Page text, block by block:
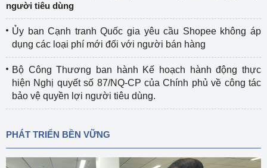
người tiêu dùng
Ủy ban Cạnh tranh Quốc gia yêu cầu Shopee không áp
dụng các loại phí mới đối với người bán hàng
Bộ Công Thương ban hành Kế hoạch hành động thực
hiện Nghị quyết số 87/NQ-CP của Chính phủ về công tác
bảo vệ quyền lợi người tiêu dùng.
PHÁT TRIỂN BỀN VỮNG